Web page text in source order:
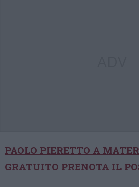
PAOLO PIERETTO A
GRATUITO PRENOTA IL